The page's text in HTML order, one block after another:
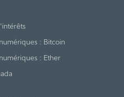
: Bitcoin
: Ether